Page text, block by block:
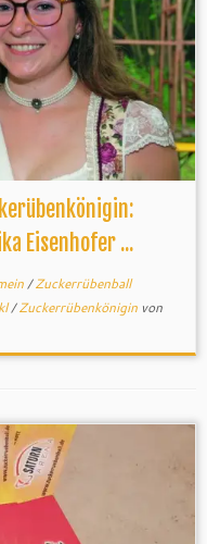
Eisenhofer ...
/Zuckerrübenball
/Zuckerrübenkönigin von